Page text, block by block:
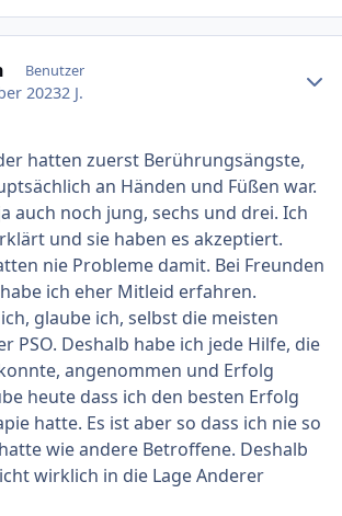
Benutzer
20232 J.
hatten zuerst Berührungsängste,
an Händen und Füßen war.
auch noch jung, sechs und drei. Ich
und sie haben es akzeptiert.
nie Probleme damit. Bei Freunden
ich eher Mitleid erfahren.
glaube ich, selbst die meisten
PSO. Deshalb habe ich jede Hilfe, die
angenommen und Erfolg
heute dass ich den besten Erfolg
hatte. Es ist aber so dass ich nie so
wie andere Betroffene. Deshalb
wirklich in die Lage Anderer